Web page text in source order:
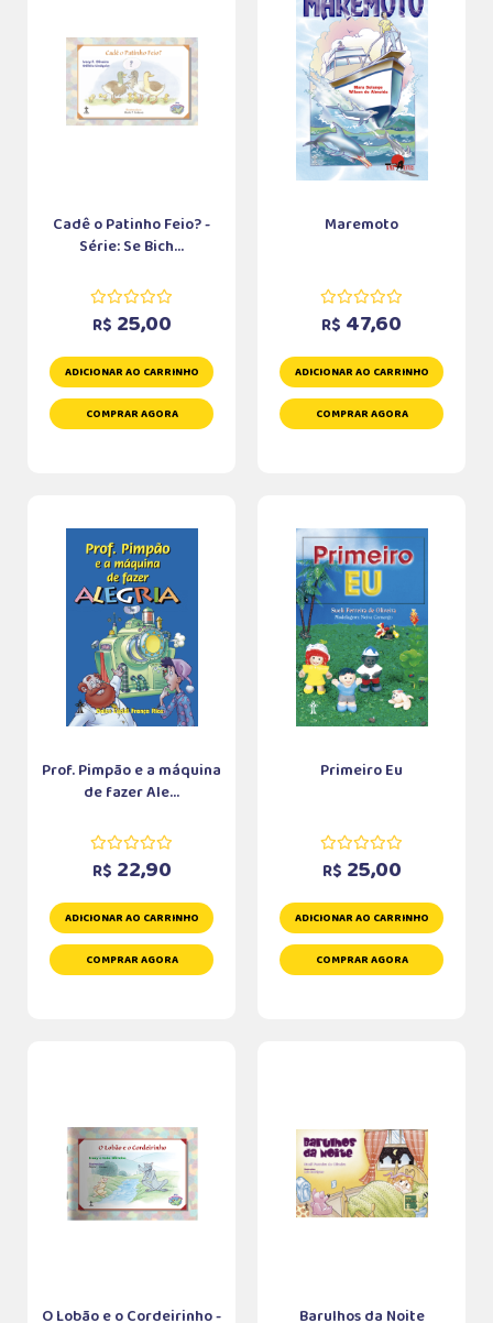
Cadê o Patinho Feio? -
Série: Se Bich...
R$ 25,00
ADICIONAR AO CARRINHO
COMPRAR AGORA
Maremoto
R$ 47,60
ADICIONAR AO CARRINHO
COMPRAR AGORA
Prof. Pimpão e a máquina
de fazer Ale...
R$ 22,90
ADICIONAR AO CARRINHO
COMPRAR AGORA
Primeiro Eu
R$ 25,00
ADICIONAR AO CARRINHO
COMPRAR AGORA
O Lobão e o Cordeirinho - Barulhos da Noite